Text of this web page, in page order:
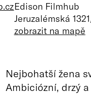
Edison Filmhub
Jeruzalémská
zobrazit na mapě
Nejbohatší žena
Ambiciózní, drzý